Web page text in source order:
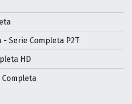
- Serie Completa P2T
HD